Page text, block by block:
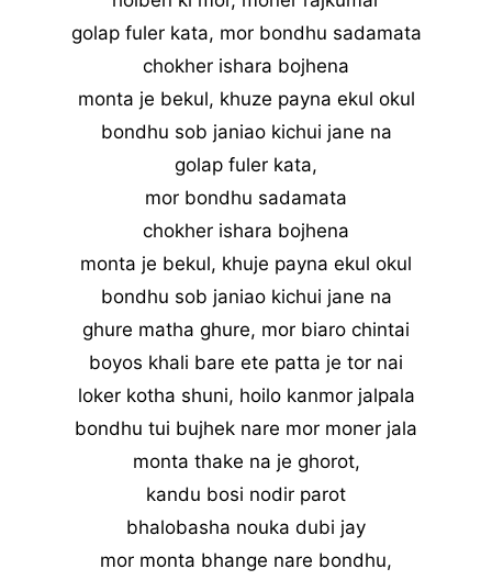
golap fuler kata, mor bondhu sadamata
chokher ishara bojhena
monta je bekul, khuze payna ekul okul
bondhu sob janiao kichui jane na
golap fuler kata,
mor bondhu sadamata
chokher ishara bojhena
monta je bekul, khuje payna ekul okul
bondhu sob janiao kichui jane na
ghure matha ghure, mor biaro chintai
boyos khali bare ete patta je tor nai
loker kotha shuni, hoilo kanmor jalpala
bondhu tui bujhek nare mor moner jala
monta thake na je ghorot,
kandu bosi nodir parot
bhalobasha nouka dubi jay
mor monta bhange nare bondhu,